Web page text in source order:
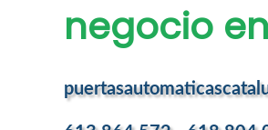
negocio